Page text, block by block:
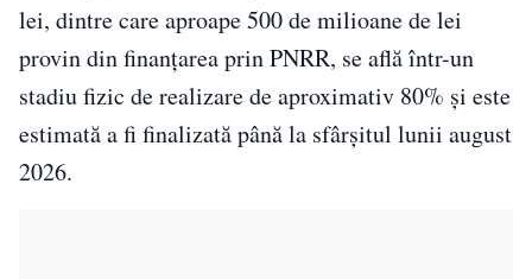
lei, dintre care aproape 500 de milioane de lei
provin din finanțarea prin PNRR, se află într-un
stadiu fizic de realizare de aproximativ 80% și este
estimată a fi finalizată până la sfârșitul lunii august
2026.